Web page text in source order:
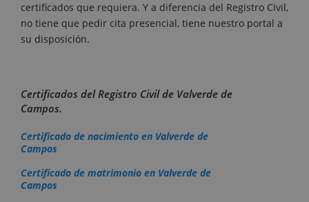
certificados que requiera. Y a diferencia del Registro Civil,
no tiene que pedir cita presencial, tiene nuestro portal a
su disposición.
Certificados del Registro Civil de Valverde de
Campos.
Certificado de nacimiento en Valverde de
Campos
Certificado de matrimonio en Valverde de
Campos